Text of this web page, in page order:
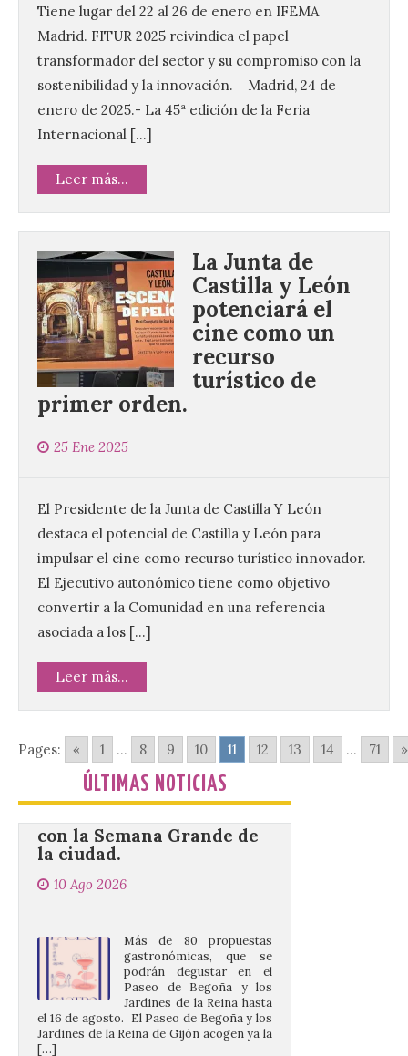
Tiene lugar del 22 al 26 de enero en IFEMA
Madrid. FITUR 2025 reivindica el papel
transformador del sector y su compromiso con la
sostenibilidad y la innovación. Madrid, 24 de
enero de 2025.- La 45ª edición de la Feria
Internacional […]
Leer más...
La Junta de
Castilla y León
potenciará el
cine como un
recurso
turístico de
primer orden.
25 Ene 2025
El Presidente de la Junta de Castilla Y León
destaca el potencial de Castilla y León para
impulsar el cine como recurso turístico innovador.
El Ejecutivo autonómico tiene como objetivo
convertir a la Comunidad en una referencia
asociada a los […]
Leer más...
Pages: « 1 ... 8 9 10 11 12 13 14 ... 71 »
ÚLTIMAS NOTICIAS
120 jóvenes completan su
formación en robótica y
entornos digitales en un
nuevo curso de los
Campamentos Salamanca
Tech
Salamanca Tech, que se
desarrollan hasta el 4 de
septiembre en nueve
capacidad para 120 niños cada uno. Un
total de 120 menores han recibido su
diploma acreditativo tras finalizar esta
semana de actividades en […]
Gijón/Xixón celebra la
gastronómica que se
desarrolla coincidiendo
con la Semana Grande de
la ciudad.
10 Ago 2026
Más de 80 propuestas
Jardines de la Reina hasta
el 16 de agosto. El Paseo de Begoña y los
Jardines de la Reina de Gijón acogen ya la
[…]